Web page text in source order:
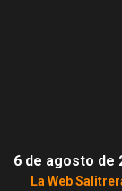
6 de agosto de
La Web